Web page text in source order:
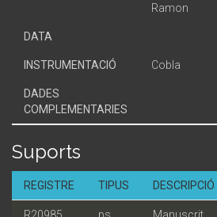
Ramon
DATA
INSTRUMENTACIÓ Cobla
DADES
COMPLEMENTARIES
Suports
REGISTRE TIPUS DESCRIPCIÓ
R20985 ps Manuscrit